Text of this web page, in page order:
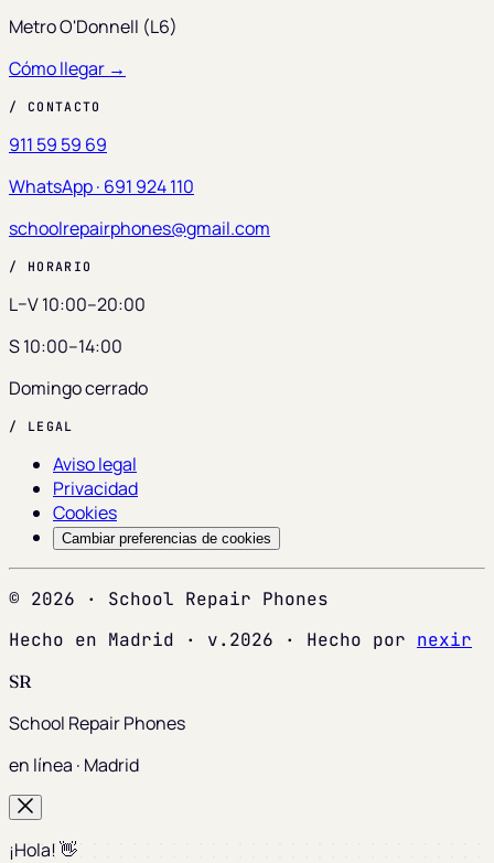
Metro O'Donnell (L6)
Cómo llegar →
/ CONTACTO
911 59 59 69
WhatsApp · 691 924 110
schoolrepairphones@gmail.com
/ HORARIO
L–V 10:00–20:00
S 10:00–14:00
Domingo cerrado
/ LEGAL
Aviso legal
Privacidad
Cookies
Cambiar preferencias de cookies
© 2026 · School Repair Phones
Hecho en Madrid · v.2026 · Hecho por nexir
SR
School Repair Phones
en línea · Madrid
¡Hola! 👋